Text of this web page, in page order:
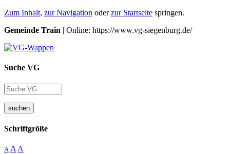
Zum Inhalt, zur Navigation oderzur Startseite springen.
Gemeinde Train | Online: https://www.vg-siegenburg.de/
Suche VG
suchen
Schriftgröße
A A A